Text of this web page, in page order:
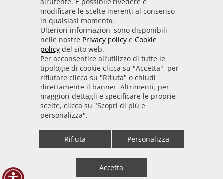
Sito realizzato seguendo le linee guida di sviluppo
per i servizi web delle PA pubblicate da AGID in
collaborazione con il TEAM PER LA
TRASFORMAZIONE DIGITALE.
• Informativa cookie • Informativa privacy
• Amministrazione trasparente • Whistleblowing
• Mappa del sito • Dichiarazione di accessibilità
• Statistiche web
modificare le scelte inerenti al consenso
in qualsiasi momento.
Ulteriori informazioni sono disponibili
nelle nostre Privacy policye Cookie
policydel sito web.
Per acconsentire all’utilizzo di tutte le
tipologie di cookie clicca su "Accetta", per
rifiutare clicca su "Rifiuta" o chiudi
direttamente il banner. Altrimenti, per
maggiori dettagli e specificare le proprie
scelte, clicca su "Scopri di più e
personalizza".
Rifiuta Personalizza
Accetta